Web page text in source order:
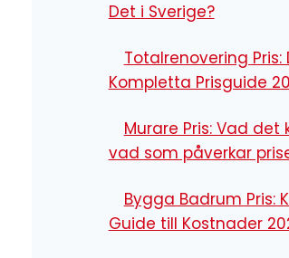
Det i Sverige?
Totalrenovering Pris:
Kompletta Prisguide
Murare Pris: Vad det
vad som påverkar
Bygga Badrum Pris:
Guide till Kostnader